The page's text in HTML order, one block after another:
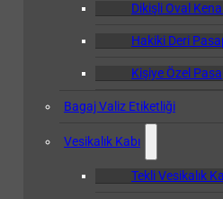
Dikişli Oval
Hakiki Deri
Kişiye Özel
Bagaj Valiz Etiketliği
Vesikalık Kabı
Tekli Vesikalık